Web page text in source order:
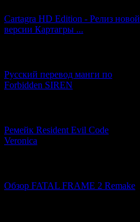
Cartagra HD Edition - Релиз новой
версии Картагры ...
Русский перевод манги по
Forbidden SIREN
Ремейк Resident Evil Code
Veronica
Обзор FATAL FRAME 2 Remake